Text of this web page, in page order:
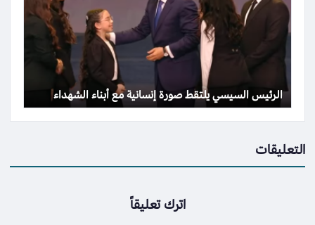
الرئيس السيسي يلتقط صورة إنسانية مع أبناء الشهداء
التعليقات
اترك تعليقاً